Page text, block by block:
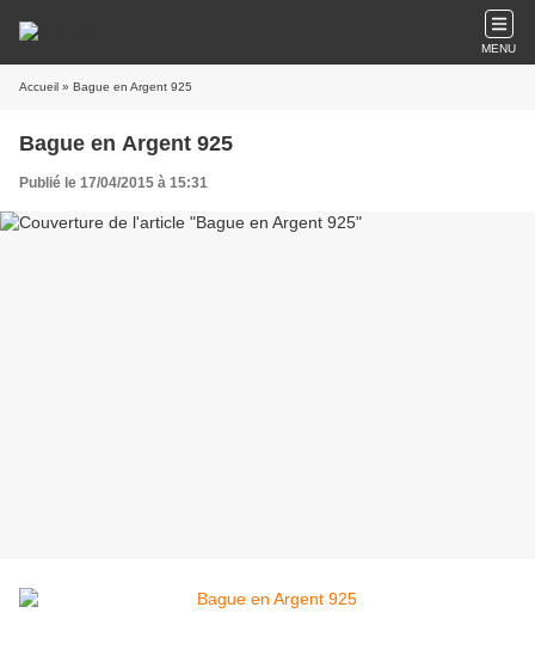
MENU
Accueil » Bague en Argent 925
Bague en Argent 925
Publié le 17/04/2015 à 15:31